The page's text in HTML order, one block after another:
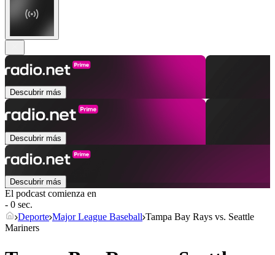
Descubrir más
Descubrir más
Descubrir más
El podcast comienza en
- 0 sec.
Deporte Major League Baseball Tampa Bay Rays vs. Seattle
Mariners